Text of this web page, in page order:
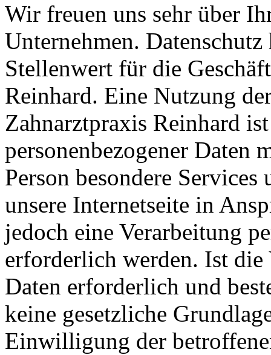
Wir freuen uns sehr über
Unternehmen.
Stellenwert für die
Reinhard. Eine Nutzung
Zahnarztpraxis Reinhard
personenbezogener Daten
Person besondere Services
unsere Internetseite in
jedoch eine Verarbeitung
erforderlich werden. Ist die
Daten erforderlich und
keine gesetzliche
Einwilligung der